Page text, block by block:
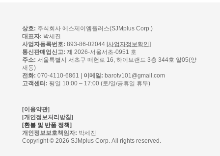
상호: 주식회사 에스제이엠플러스(SJMplus Corp.)
대표자: 박세진
사업자등록번호: 893-86-02044 [사업자정보확인]
통신판매업신고: 제 2026-서울서초-0951 호
주소: 서울특별시 서초구 매헌로 16, 하이브랜드 3층 344호 알05(양
재동)
전화: 070-4110-6861 | 이메일: barotv101@gmail.com
고객센터: 평일 10:00 – 17:00 (토/일/공휴일 휴무)
[이용약관]
[개인정보처리방침]
[환불 및 반품 정책]
개인정보보호책임자: 박세진
Copyright © 2026 SJMplus Corp. All rights reserved.